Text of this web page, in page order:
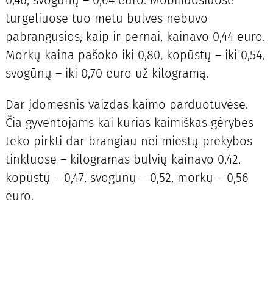
turgeliuose tuo metu bulves nebuvo
pabrangusios, kaip ir pernai, kainavo 0,44 euro.
Morkų kaina pašoko iki 0,80, kopūstų – iki 0,54,
svogūnų – iki 0,70 euro už kilogramą.
Dar įdomesnis vaizdas kaimo parduotuvėse.
Čia gyventojams kai kurias kaimiškas gėrybes
teko pirkti dar brangiau nei miestų prekybos
tinkluose – kilogramas bulvių kainavo 0,42,
kopūstų – 0,47, svogūnų – 0,52, morkų – 0,56
euro.